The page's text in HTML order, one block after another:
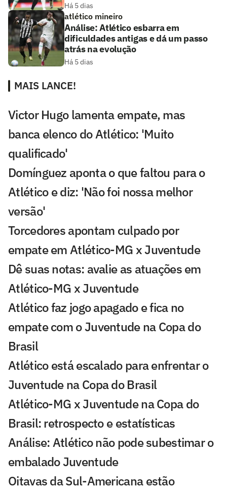
Há 5 dias
atlético mineiro
Análise: Atlético esbarra em
dificuldades antigas e dá um passo
atrás na evolução
Há 5 dias
MAIS LANCE!
Victor Hugo lamenta empate, mas
banca elenco do Atlético: 'Muito
qualificado'
Domínguez aponta o que faltou para o
Atlético e diz: 'Não foi nossa melhor
versão'
Torcedores apontam culpado por
empate em Atlético-MG x Juventude
Dê suas notas: avalie as atuações em
Atlético-MG x Juventude
Atlético faz jogo apagado e fica no
empate com o Juventude na Copa do
Brasil
Atlético está escalado para enfrentar o
Juventude na Copa do Brasil
Atlético-MG x Juventude na Copa do
Brasil: retrospecto e estatísticas
Análise: Atlético não pode subestimar o
embalado Juventude
Oitavas da Sul-Americana estão